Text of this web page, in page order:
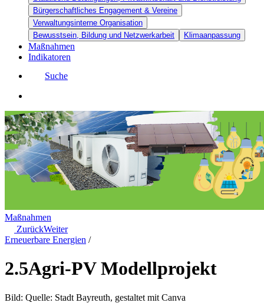
Bürgerschaftliches Engagement & Vereine
Verwaltungsinterne Organisation
Bewusstsein, Bildung und Netzwerkarbeit
Klimaanpassung
Maßnahmen
Indikatoren
Suche
Maßnahmen
ZurückWeiter
Erneuerbare Energien /
2.5Agri-PV Modellprojekt
Bild: Quelle: Stadt Bayreuth, gestaltet mit Canva